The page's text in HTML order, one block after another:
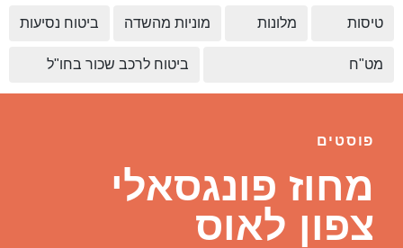
טיסות מלונות מוניות מהשדה ביטוח נסיעות
מט"ח ביטוח לרכב שכור בחו"ל
פוסטים
מחוז פונגסאלי
צפון לאוס